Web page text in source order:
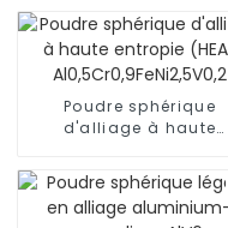
Chine CAS:68-12-2 de
haute qualité
Poudre sphérique
d'alliage à haute
Al0,5Cr0,9FeNi2,5V0,2